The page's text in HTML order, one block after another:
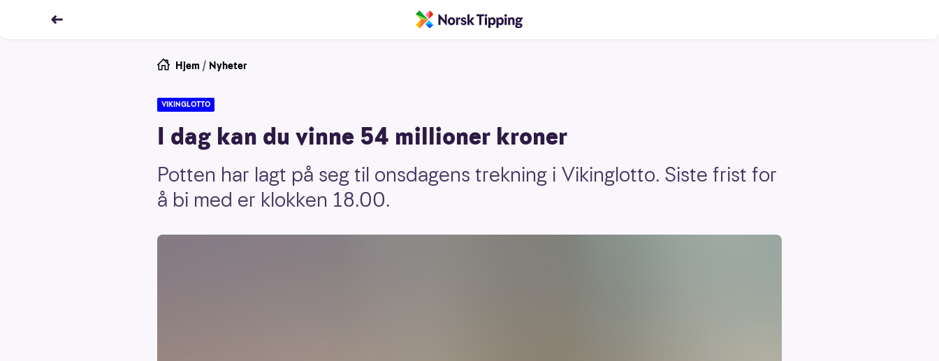
Hjem / Nyheter
VIKINGLOTTO
I dag kan du vinne 54 millioner kroner
Potten har lagt på seg til onsdagens trekning i Vikinglotto. Siste frist for
å bi med er klokken 18.00.